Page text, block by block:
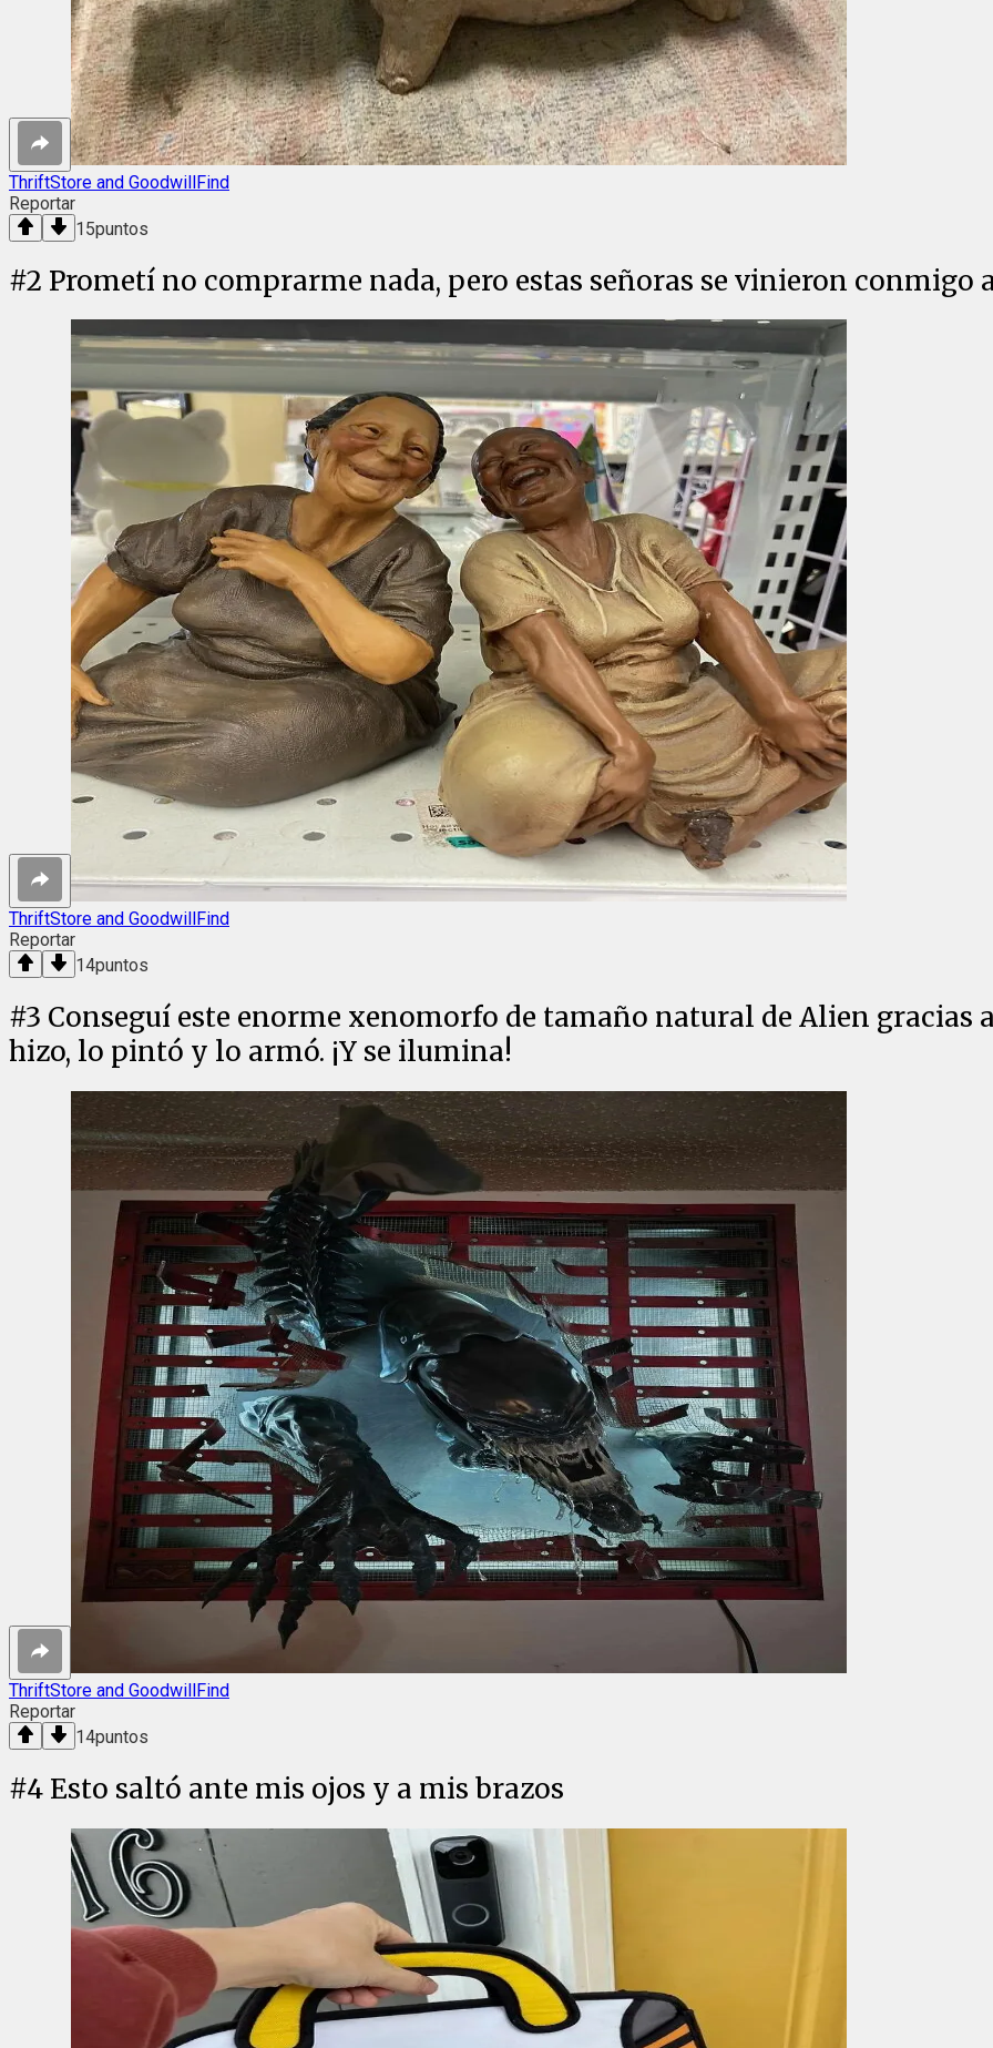
ThriftStore and GoodwillFind
Reportar
15puntos
#2 Prometí no comprarme nada, pero estas señoras se vinieron conmigo
ThriftStore and GoodwillFind
Reportar
14puntos
#3 Conseguí este enorme xenomorfo de tamaño natural de Alien gracias
hizo, lo pintó y lo armó. ¡Y se ilumina!
ThriftStore and GoodwillFind
Reportar
14puntos
#4 Esto saltó ante mis ojos y a mis brazos